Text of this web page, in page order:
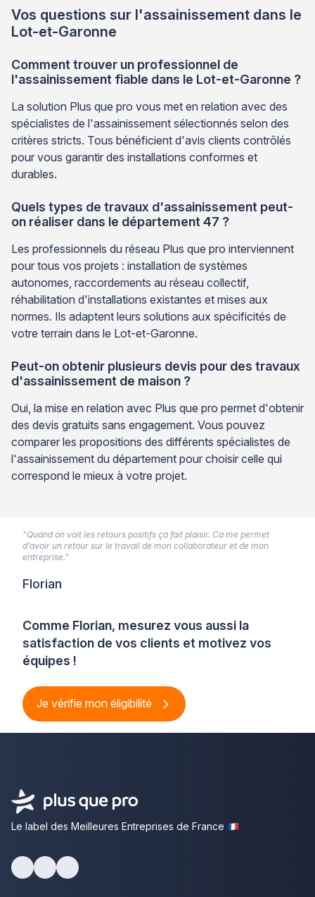
Vos questions sur l'assainissement dans le
Lot-et-Garonne
Comment trouver un professionnel de
l'assainissement fiable dans le Lot-et-Garonne ?
La solution Plus que pro vous met en relation avec des
spécialistes de l'assainissement sélectionnés selon des
critères stricts. Tous bénéficient d'avis clients contrôlés
pour vous garantir des installations conformes et
durables.
Quels types de travaux d'assainissement peut-
on réaliser dans le département 47 ?
Les professionnels du réseau Plus que pro interviennent
pour tous vos projets : installation de systèmes
autonomes, raccordements au réseau collectif,
réhabilitation d'installations existantes et mises aux
normes. Ils adaptent leurs solutions aux spécificités de
votre terrain dans le Lot-et-Garonne.
Peut-on obtenir plusieurs devis pour des travaux
d'assainissement de maison ?
Oui, la mise en relation avec Plus que pro permet d'obtenir
des devis gratuits sans engagement. Vous pouvez
comparer les propositions des différents spécialistes de
l'assainissement du département pour choisir celle qui
correspond le mieux à votre projet.
Comme Florian, mesurez vous aussi la
satisfaction de vos clients et motivez vos
équipes !
Je vérifie mon éligibilité
“Quand on voit les retours positifs ça fait plaisir. Ca me permet
d’avoir un retour sur le travail de mon collaborateur et de mon
entreprise.”
Florian
Le label des Meilleures Entreprises de France